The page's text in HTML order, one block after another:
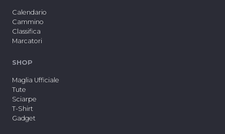
Calendario
Cammino
Classifica
Marcatori
SHOP
Maglia Ufficiale
Tute
Sciarpe
T-Shirt
Gadget